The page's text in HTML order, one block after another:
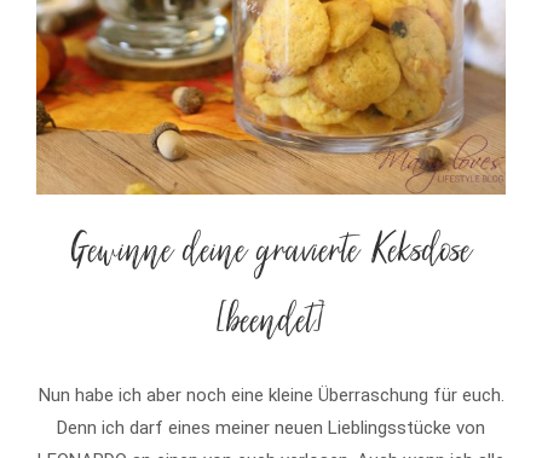
Gewinne deine gravierte Keksdose
[beendet]
Nun habe ich aber noch eine kleine Überraschung für euch.
Denn ich darf eines meiner neuen Lieblingsstücke von